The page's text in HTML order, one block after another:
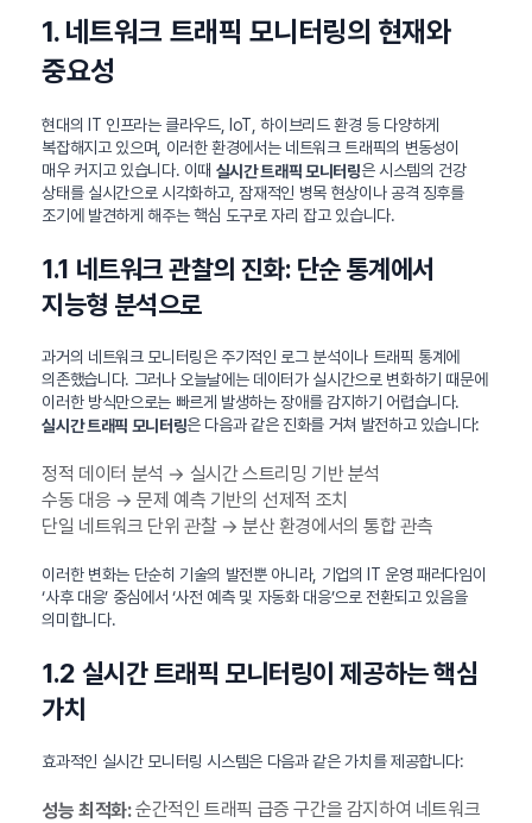
1. 네트워크 트래픽 모니터링의 현재와
중요성
현대의 IT 인프라는 클라우드, IoT, 하이브리드 환경 등 다양하게
복잡해지고 있으며, 이러한 환경에서는 네트워크 트래픽의 변동성이
매우 커지고 있습니다. 이때 실시간 트래픽 모니터링은 시스템의 건강
상태를 실시간으로 시각화하고, 잠재적인 병목 현상이나 공격 징후를
조기에 발견하게 해주는 핵심 도구로 자리 잡고 있습니다.
1.1 네트워크 관찰의 진화: 단순 통계에서
지능형 분석으로
과거의 네트워크 모니터링은 주기적인 로그 분석이나 트래픽 통계에
의존했습니다. 그러나 오늘날에는 데이터가 실시간으로 변화하기 때문에
이러한 방식만으로는 빠르게 발생하는 장애를 감지하기 어렵습니다.
실시간 트래픽 모니터링은 다음과 같은 진화를 거쳐 발전하고 있습니다:
정적 데이터 분석 → 실시간 스트리밍 기반 분석
수동 대응 → 문제 예측 기반의 선제적 조치
단일 네트워크 단위 관찰 → 분산 환경에서의 통합 관측
이러한 변화는 단순히 기술의 발전뿐 아니라, 기업의 IT 운영 패러다임이
‘사후 대응’ 중심에서 ‘사전 예측 및 자동화 대응’으로 전환되고 있음을
의미합니다.
1.2 실시간 트래픽 모니터링이 제공하는 핵심
가치
효과적인 실시간 모니터링 시스템은 다음과 같은 가치를 제공합니다:
성능 최적화:순간적인 트래픽 급증 구간을 감지하여 네트워크